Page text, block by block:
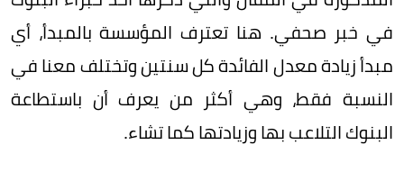
في خبر صحفي. هنا تعترف المؤسسة بالمبدأ، أي
مبدأ زيادة معدل الفائدة كل سنتين وتختلف معنا في
النسبة فقط، وهي أكثر من يعرف أن باستطاعة
البنوك التلاعب بها وزيادتها كما تشاء.